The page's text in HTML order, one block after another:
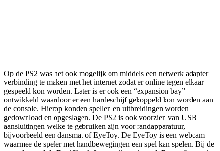
Op de PS2 was het ook mogelijk om middels een netwerk adapter
verbinding te maken met het internet zodat er online tegen elkaar
gespeeld kon worden. Later is er ook een “expansion bay”
ontwikkeld waardoor er een hardeschijf gekoppeld kon worden aan
de console. Hierop konden spellen en uitbreidingen worden
gedownload en opgeslagen. De PS2 is ook voorzien van USB
aansluitingen welke te gebruiken zijn voor randapparatuur,
bijvoorbeeld een dansmat of EyeToy. De EyeToy is een webcam
waarmee de speler met handbewegingen een spel kan spelen. Bij de